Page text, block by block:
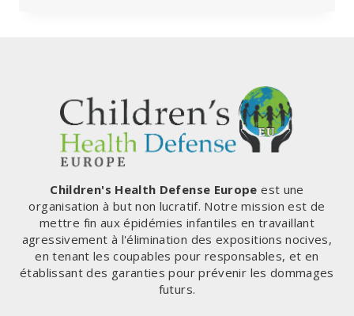
ÊTES
SUR
LA
VOIE
DE
DYSTOPIE
ET
DU
TOTALITARISME »,
DÉCLARE
RFK
Children's Health Defense Europe est une
organisation à but non lucratif. Notre mission est de
mettre fin aux épidémies infantiles en travaillant
agressivement à l'élimination des expositions nocives,
en tenant les coupables pour responsables, et en
établissant des garanties pour prévenir les dommages
futurs.